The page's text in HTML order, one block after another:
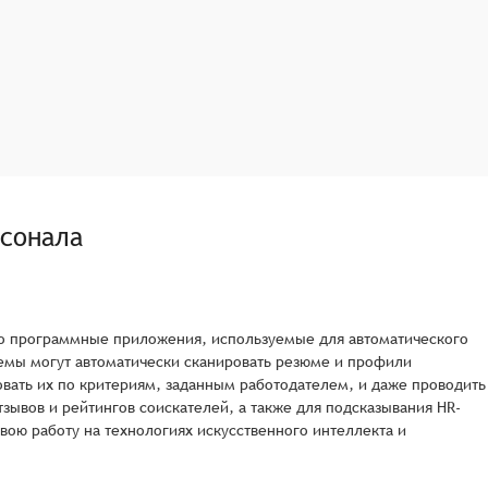
приложения, используемые для автоматического
могут автоматически сканировать резюме и профили
их по критериям, заданным работодателем, и даже проводить
и рейтингов соискателей, а также для подсказывания HR-
работу на технологиях искусственного интеллекта и